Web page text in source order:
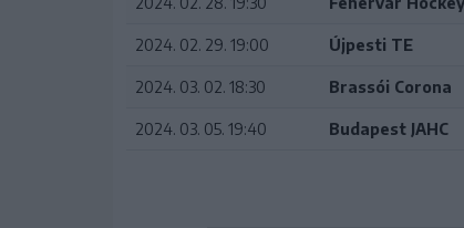
2024. 02. 29. 19:00 Újpesti TE
2024. 03. 02. 18:30 Brassói Corona
2024. 03. 05. 19:40 Budapest JAHC